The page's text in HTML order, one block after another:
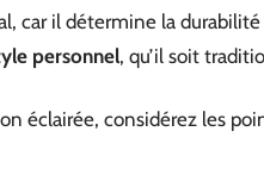
car il détermine la
personnel, qu’il soit
éclairée, considérez les